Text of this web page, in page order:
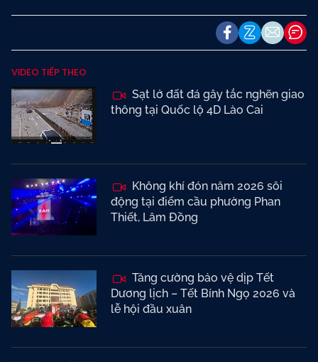
VIDEO TIẾP THEO
Sạt lở đất đá gây tắc nghẽn giao
thông tại Quốc lộ 4D Lào Cai
Không khí đón năm 2026 sôi
động tại điểm cầu phường Phan
Thiết, Lâm Đồng
Tăng cường bảo vệ dịp Tết
Dương lịch – Tết Bính Ngọ 2026 và
lễ hội đầu xuân